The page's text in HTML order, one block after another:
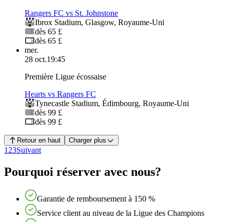
Rangers FC vs St. Johnstone
Ibrox Stadium, Glasgow, Royaume-Uni
dès 65 £
dès 65 £
mer.
28 oct.19:45
Première Ligue écossaise
Hearts vs Rangers FC
Tynecastle Stadium, Édimbourg, Royaume-Uni
dès 99 £
dès 99 £
Retour en haut Charger plus
1 23Suivant
Pourquoi réserver avec nous?
Garantie de remboursement à 150 %
Service client au niveau de la Ligue des Champions